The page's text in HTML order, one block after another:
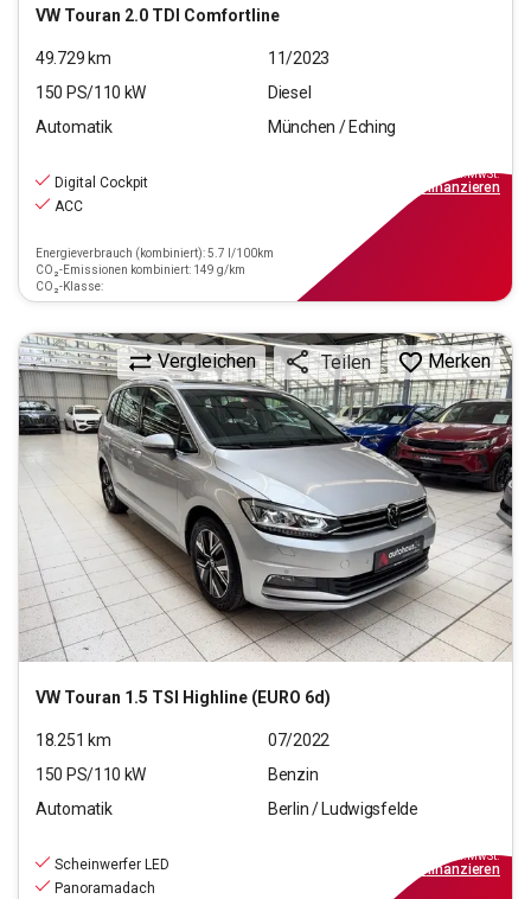
VW Touran 2.0 TDI Comfortline
49.729 km
11/2023
150 PS/110 kW
Diesel
Automatik
München / Eching
Digital Cockpit
ACC
Energieverbrauch (kombiniert): 5.7 l/100km
CO₂-Emissionen kombiniert: 149 g/km
CO₂-Klasse:
inkl.MwSt.
finanzieren
VW Touran 1.5 TSI Highline (EURO 6d)
Vergleichen Teilen Merken
18.251 km
07/2022
150 PS/110 kW
Benzin
Automatik
Berlin / Ludwigsfelde
Scheinwerfer LED
Panoramadach
inkl.MwSt.
finanzieren